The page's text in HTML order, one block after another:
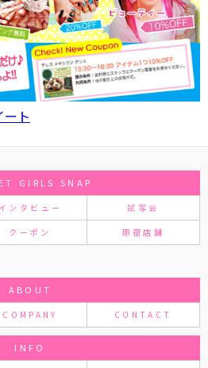
ト
GIRLS SNAP
インタビュー 試写会
クーポン 原宿店舗
ABOUT
COMPANY CONTACT
INFO